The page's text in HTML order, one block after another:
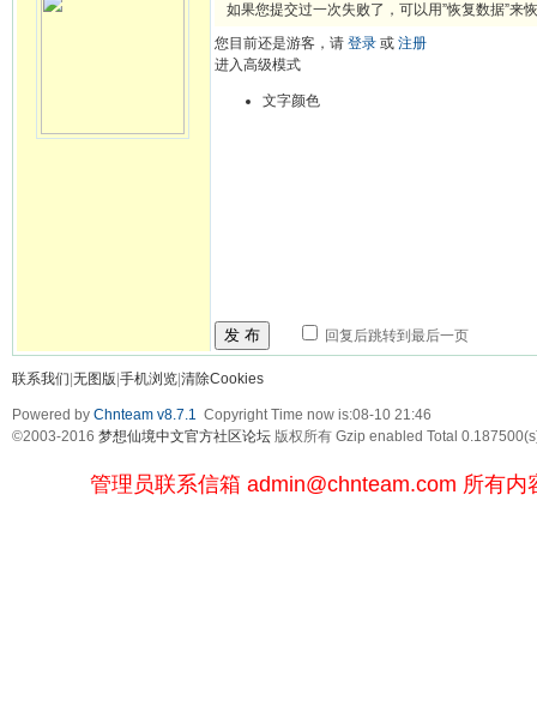
如果您提交过一次失败了，可以用”恢复数据”来
您目前还是游客，请 登录 或 注册
进入高级模式
文字颜色
发 布 回复后跳转到最后一页
联系我们 无图版 手机浏览 清除Cookies
Powered by Chnteam v8.7.1 Copyright Time now is:08-10 21:46
©2003-2016 梦想仙境中文官方社区论坛 版权所有 Gzip enabled Total
管理员联系信箱 admin@chnteam.com 所有内